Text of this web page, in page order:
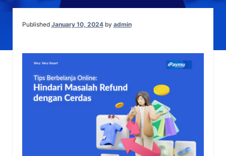
Published January 10, 2024by admin